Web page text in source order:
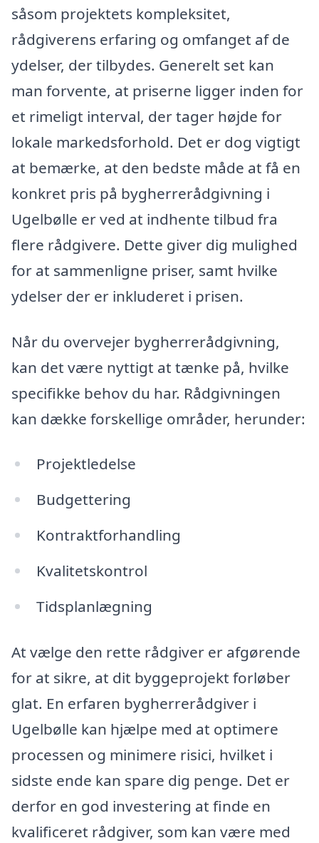
såsom projektets kompleksitet,
rådgiverens erfaring og omfanget af de
ydelser, der tilbydes. Generelt set kan
man forvente, at priserne ligger inden for
et rimeligt interval, der tager højde for
lokale markedsforhold. Det er dog vigtigt
at bemærke, at den bedste måde at få en
konkret pris på bygherrerådgivning i
Ugelbølle er ved at indhente tilbud fra
flere rådgivere. Dette giver dig mulighed
for at sammenligne priser, samt hvilke
ydelser der er inkluderet i prisen.
Når du overvejer bygherrerådgivning,
kan det være nyttigt at tænke på, hvilke
specifikke behov du har. Rådgivningen
kan dække forskellige områder, herunder:
Projektledelse
Budgettering
Kontraktforhandling
Kvalitetskontrol
Tidsplanlægning
At vælge den rette rådgiver er afgørende
for at sikre, at dit byggeprojekt forløber
glat. En erfaren bygherrerådgiver i
Ugelbølle kan hjælpe med at optimere
processen og minimere risici, hvilket i
sidste ende kan spare dig penge. Det er
derfor en god investering at finde en
kvalificeret rådgiver, som kan være med